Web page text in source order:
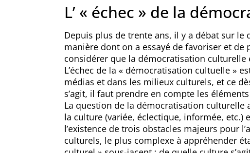
L’ « échec » de la
Depuis plus de trente ans, il y a débat sur
manière dont on a essayé de favoriser et
considérer que la démocratisation culturelle
L’échec de la « démocratisation cultuelle »
médias et dans les milieux culturels, et ce
s’agit, il faut prendre en compte les
La question de la démocratisation
la culture (variée, éclectique, informée,
l’existence de trois obstacles majeurs pour
culturels, le plus complexe à appréhender